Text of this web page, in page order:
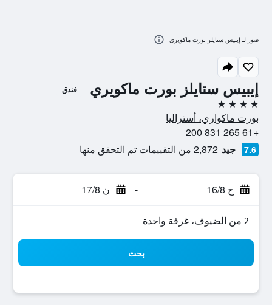
إيبيس ستايلز بورت ماكويري فندق
4 نجوم
بورت ماكواري، أستراليا
+61 265 831 200
7.6 جيد 2,872 من التقييمات تم التحقق منها
ح 16/8 - ن 17/8
2 من الضيوف، غرفة واحدة
بحث
صور لـ إيبيس ستايلز بورت ماكويري